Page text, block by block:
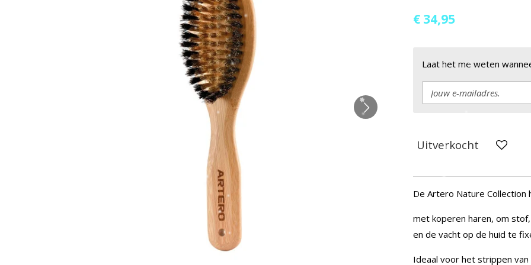
€ 34,95
Laat het me weten
Uitverkocht
De Artero Nature
met koperen haren, om
en de vacht op de huid te
Ideaal voor het strippen